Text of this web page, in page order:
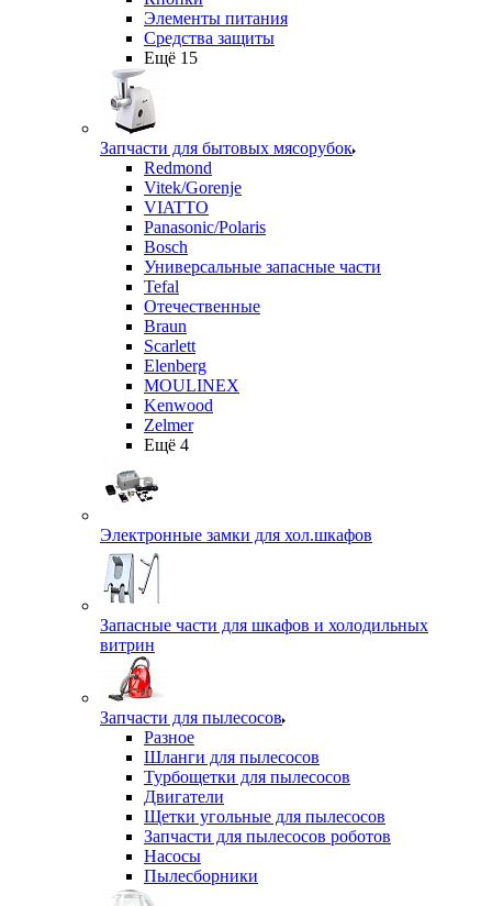
Элементы питания
Средства защиты
Ещё 15
Запчасти для бытовых мясорубок
Redmond
Vitek/Gorenje
VIATTO
Panasonic/Polaris
Bosch
Универсальные запасные части
Tefal
Отечественные
Braun
Scarlett
Elenberg
MOULINEX
Kenwood
Zelmer
Ещё 4
Электронные замки для хол.шкафов
Запасные части для шкафов и холодильных
витрин
Запчасти для пылесосов
Разное
Шланги для пылесосов
Турбощетки для пылесосов
Двигатели
Щетки угольные для пылесосов
Запчасти для пылесосов роботов
Насосы
Пылесборники